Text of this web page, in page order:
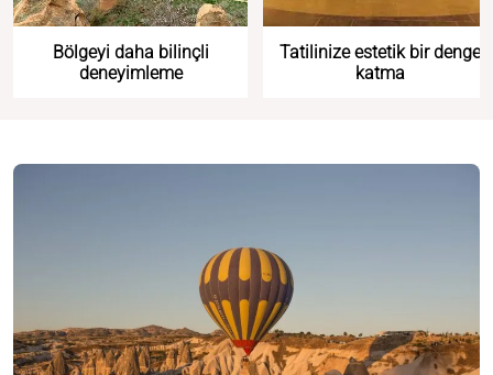
Bölgeyi daha bilinçli
deneyimleme
Tatilinize estetik bir denge
katma